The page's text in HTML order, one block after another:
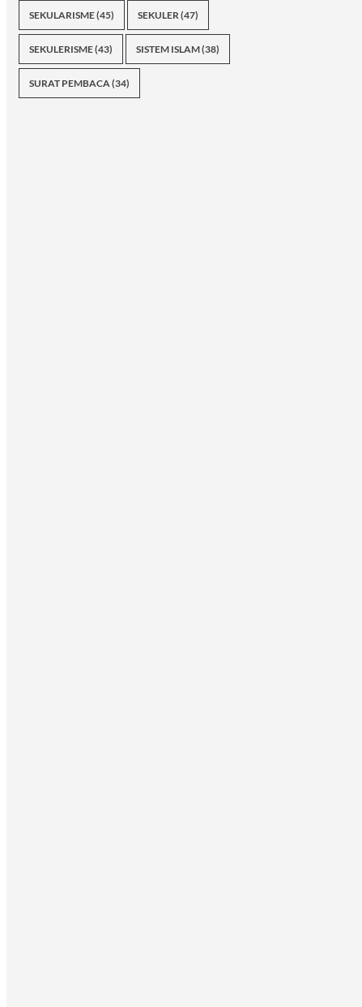
SEKULARISME(45) SEKULER(47)
SEKULERISME(43) SISTEM ISLAM(38)
SURAT PEMBACA(34)